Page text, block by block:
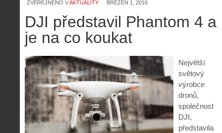
ZVEŘEJNĚNO VAKTUALITY BŘEZEN 1, 2016
DJI představil Phantom 4 a
je na co koukat
Největší
světový
výrobce
dronů,
společnost
DJI,
představila